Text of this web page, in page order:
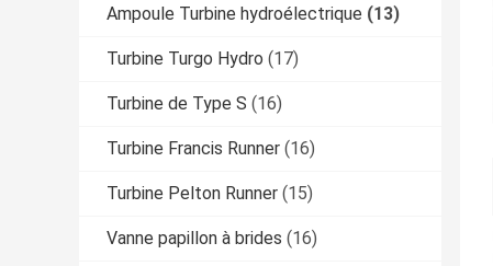
Ampoule Turbine hydroélectrique (13)
Turbine Turgo Hydro (17)
Turbine de Type S (16)
Turbine Francis Runner (16)
Turbine Pelton Runner (15)
Vanne papillon à brides (16)